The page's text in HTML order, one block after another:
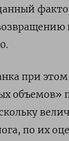
при
объемов»
по их